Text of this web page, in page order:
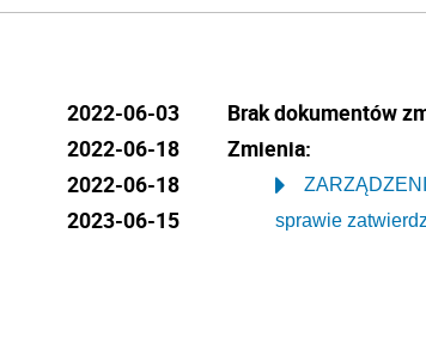
2022-06-03
2022-06-18
2022-06-18
2023-06-15
Brak dokumentów
Zmienia:
sprawie